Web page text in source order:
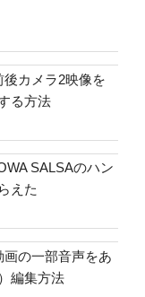
後カメラ2映像を
る方法
SALSAのハン
えた
画の一部音声をあ
編集方法